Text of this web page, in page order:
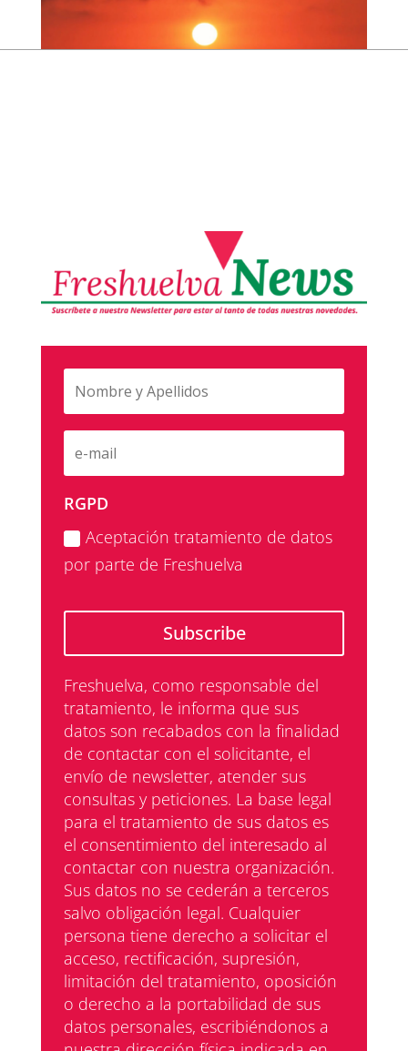
RGPD
Aceptación tratamiento de datos
por parte de Freshuelva
Subscribe
Freshuelva, como responsable del
tratamiento, le informa que sus
datos son recabados con la finalidad
de contactar con el solicitante, el
envío de newsletter, atender sus
consultas y peticiones. La base legal
para el tratamiento de sus datos es
el consentimiento del interesado al
contactar con nuestra organización.
Sus datos no se cederán a terceros
salvo obligación legal. Cualquier
persona tiene derecho a solicitar el
acceso, rectificación, supresión,
limitación del tratamiento, oposición
o derecho a la portabilidad de sus
datos personales, escribiéndonos a